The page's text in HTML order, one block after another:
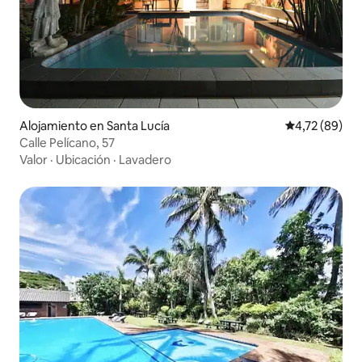
Alojamiento en Santa Lucía Calificación
4,72 (89)
Calle Pelícano, 57
Valor · Ubicación · Lavadero